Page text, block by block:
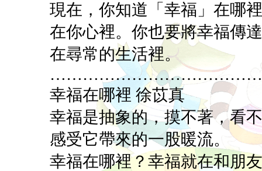
現在，你知道「幸福」在哪
在你心裡。你也要將幸福傳
在尋常的生活裡。
幸福在哪裡 徐苡真
幸福是抽象的，摸不著，看
感受它帶來的一股暖流。
幸福在哪裡？幸福就在和朋